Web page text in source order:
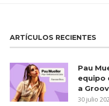
ARTÍCULOS RECIENTES
Pau
equipo
a
30 julio